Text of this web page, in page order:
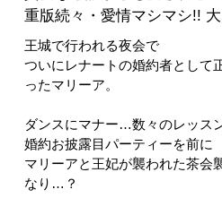
重版続々・愛情マシマシ!!
王城で行われる夜会で
ついにレナートの婚約者として
ったマリーア。
ダンスにマナー…数々のレッス
婚約お披露目パーティーを前に
マリーアと王妃が襲われた茶会
なり…？